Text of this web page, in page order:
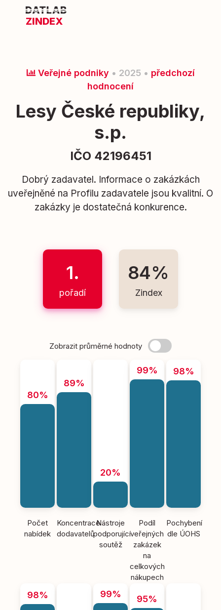
ZINDEX
Veřejné podniky • 2025 • předchozí
hodnocení
Lesy České republiky,
s.p.
IČO 42196451
Dobrý zadavatel. Informace o zakázkách
uveřejněné na Profilu zadavatele jsou kvalitní. O
zakázky je dostatečná konkurence.
1.
pořadí
84%
Zindex
Zobrazit průměrné hodnoty
80%
Počet
nabídek
89%
Koncentrace
dodavatelů
20%
Nástroje
podporující
soutěž
99%
Podíl
veřejných
zakázek
na
celkových
nákupech
98%
Pochybení
dle ÚOHS
98% 99% 95%